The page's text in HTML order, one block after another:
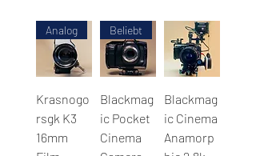
Analog
Krasnogo
rsgk K3
16mm
Beliebt
Blackmag
ic Pocket
Cinema
Blackmag
ic Cinema
Anamorp